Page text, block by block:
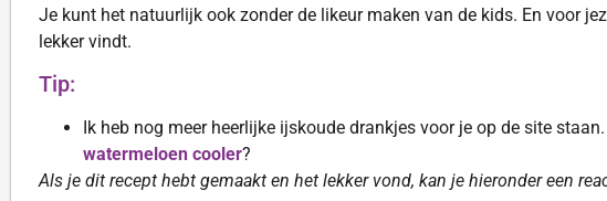
Je kunt het natuurlijk ook zonder de likeur maken van de kids. En voor
lekker vindt.
Tip:
Ik heb nog meer heerlijke ijskoude drankjes voor je op de site
watermeloen cooler?
Als je dit recept hebt gemaakt en het lekker vond, kan je hieronder een